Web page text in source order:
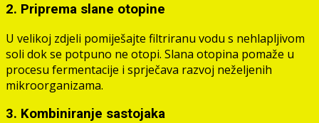
2. Priprema slane otopine
U velikoj zdjeli pomiješajte filtriranu vodu s nehlapljivom
soli dok se potpuno ne otopi. Slana otopina pomaže u
procesu fermentacije i sprječava razvoj neželjenih
mikroorganizama.
3. Kombiniranje sastojaka